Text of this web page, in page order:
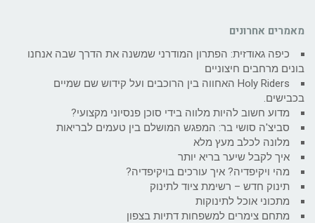
מאמרים אחרונים
כיפה גאודזית: הפתרון המודרני שמשנה את הדרך שבה אנחנו
בונים מרחבים חיצוניים
Holy Riders האחווה בין הרוכבים ועל קידוש שם שמיים
בכבישים.
מדוע חשוב להיות מלווה בידי סוכן פנסיוני מקצועי?
סביצ'ה סושי בר: המפגש המושלם בין טעמים לבריאות
מלונה לכלב מעץ מלא
איך לקבל שיער בריא יותר
מהי ויקיפדיה? איך עורכים בויקיפדיה?
תינוק חדש – רשימת ציוד לתינוק
מתכוני אוכל לתינוקות
מתחם צימרים למשפחות דתיות בצפון